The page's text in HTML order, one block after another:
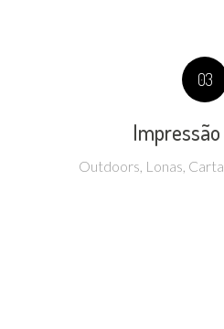
03
Outdoors, Lonas,